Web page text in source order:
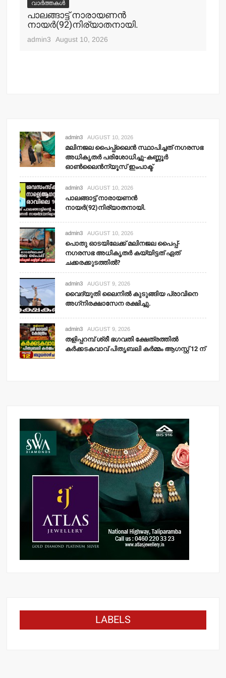
വാർത്തകൾ
പാലങ്ങാട്ട് നാരായണന്‍
നായര്‍(92)നിര്യാതനായി.
admin3 August 10, 2026
admin3 AUGUST 10, 2026
മലിനജല പൈപ്പ്‌ലൈന്‍ സ്ഥാപിച്ചത് നഗരസഭ
അധികൃതര്‍ പരിശോധിച്ചു-കണ്ണൂര്‍
ഓണ്‍ലൈന്‍ന്യൂസ് ഇംപാക്ട്‌
admin3 AUGUST 10, 2026
പാലങ്ങാട്ട് നാരായണന്‍
നായര്‍(92)നിര്യാതനായി.
admin3 AUGUST 10, 2026
പൊതു ഓടയിലേക്ക് മലിനജല പൈപ്പ്-
നഗരസഭ അധികൃതര്‍ കയ്യിട്ടത് ഏത്
ചക്കരക്കുടത്തില്‍?
admin3 AUGUST 9, 2026
വൈദ്യുതി ലൈനില്‍ കുടുങ്ങിയ പ്രാവിനെ
അഗ്‌നിരക്ഷാസേന രക്ഷിച്ചു.
admin3 AUGUST 9, 2026
തളിപ്പറമ്പ് ശ്രീ ഭഗവതി ക്ഷേത്രത്തില്‍
കര്‍ക്കടകവാവ് പിതൃബലി കര്‍മ്മം ആഗസ്റ്റ് 12 ന്
LABELS